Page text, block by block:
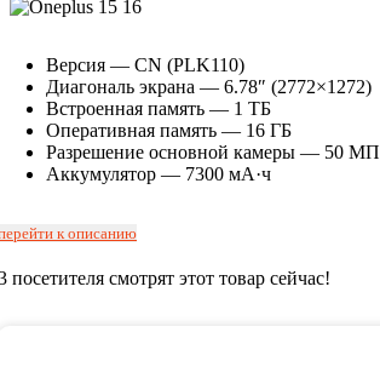
Версия — CN (PLK110)
Диагональ экрана — 6.78″ (2772×1272)
Встроенная память — 1 ТБ
Оперативная память — 16 ГБ
Разрешение основной камеры — 50 МП
Аккумулятор — 7300 мА·ч
к описанию
посетителя смотрят этот товар сейчас!